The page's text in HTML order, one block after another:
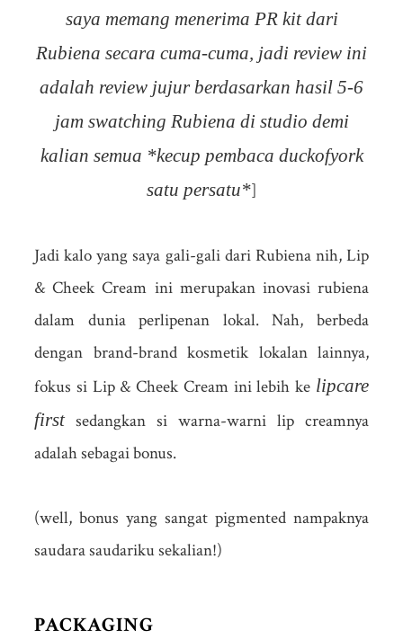
saya memang menerima PR kit dari
Rubiena secara cuma-cuma, jadi review ini
adalah review jujur berdasarkan hasil 5-6
jam swatching Rubiena di studio demi
kalian semua *kecup pembaca duckofyork
satu persatu*]
Jadi kalo yang saya gali-gali dari Rubiena nih, Lip
& Cheek Cream ini merupakan inovasi rubiena
dalam dunia perlipenan lokal. Nah, berbeda
dengan brand-brand kosmetik lokalan lainnya,
fokus si Lip & Cheek Cream ini lebih ke lipcare
firstsedangkan si warna-warni lip creamnya
adalah sebagai bonus.
(well, bonus yang sangat pigmented nampaknya
saudara saudariku sekalian!)
PACKAGING